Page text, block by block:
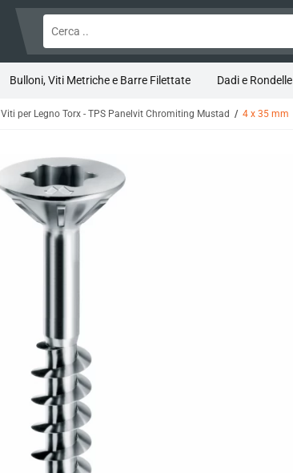
Bulloni, Viti Metriche e Barre Filettate Dadi e Rondelle
Viti per Legno Torx - TPS Panelvit Chromiting Mustad 4 x 35 mm